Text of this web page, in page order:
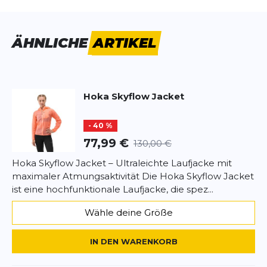
Rezension
Rezension
*Pflichtfelder
BEWERTUNG HINZUFÜGEN
Datenschutzbestimmungen undNutzungsbedingungen
ÄHNLICHEARTIKEL
Hoka Skyflow Jacket
- 40 %
77,99 € 130,00 €
Hoka Skyflow Jacket – Ultraleichte Laufjacke mit
maximaler Atmungsaktivität Die Hoka Skyflow Jacket
ist eine hochfunktionale Laufjacke, die spez...
Wähle deine Größe
IN DEN WARENKORB